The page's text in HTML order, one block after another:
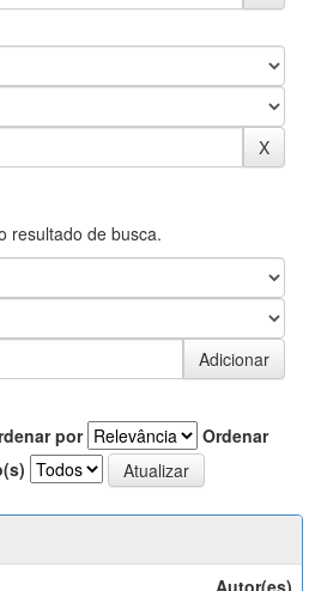
resultado de busca.
por
Ordenar
Autor(es)